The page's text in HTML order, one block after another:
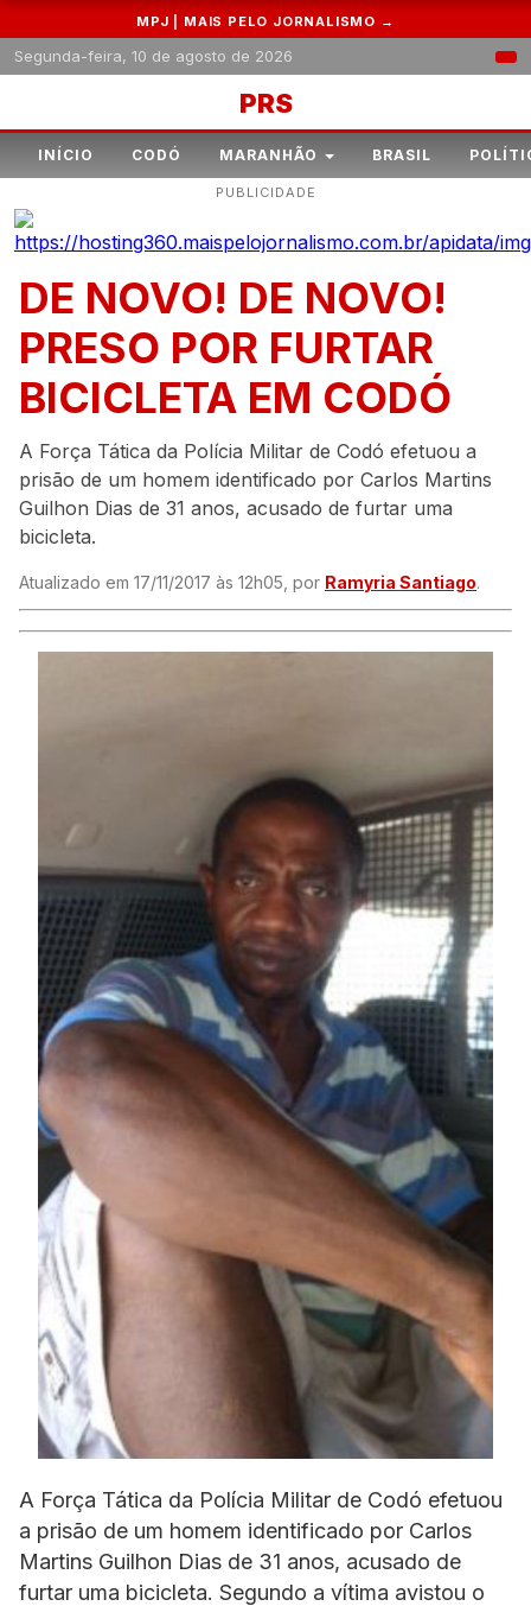
MPJ | MAIS PELO JORNALISMO →
Segunda-feira, 10 de agosto de 2026
PRS
INÍCIO CODÓ MARANHÃO BRASIL
PUBLICIDADE
DE NOVO! DE NOVO!
PRESO POR FURTAR
BICICLETA EM CODÓ
A Força Tática da Polícia Militar de Codó efetuou a
prisão de um homem identificado por Carlos Martins
Guilhon Dias de 31 anos, acusado de furtar uma
bicicleta.
Atualizado em 17/11/2017 às 12h05, por Ramyria Santiago.
A Força Tática da Polícia Militar de Codó efetuou
a prisão de um homem identificado por Carlos
Martins Guilhon Dias de 31 anos, acusado de
furtar uma bicicleta. Segundo a vítima avistou o